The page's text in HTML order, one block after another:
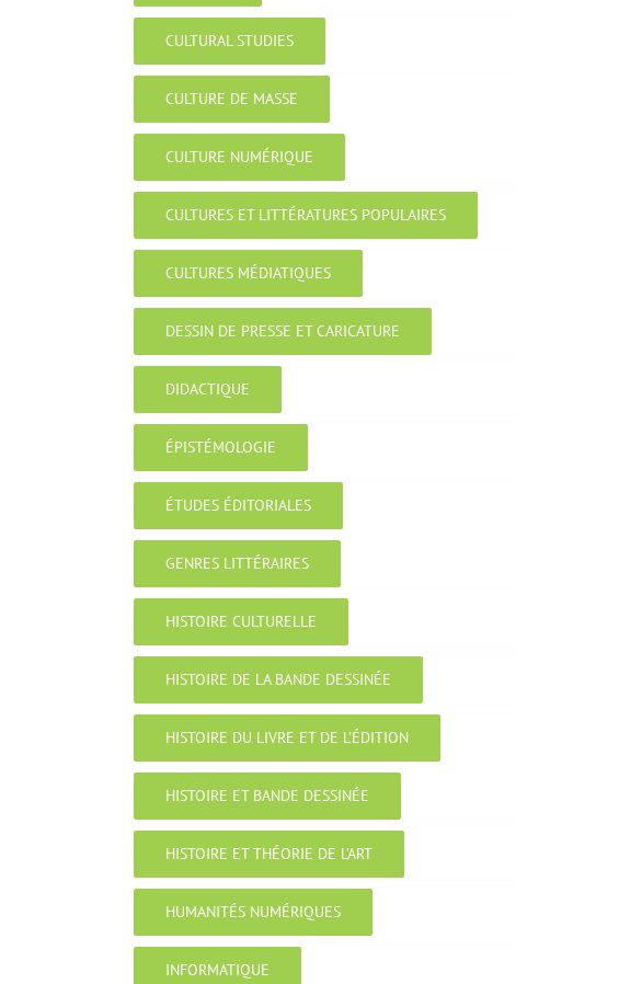
CULTURAL STUDIES
CULTURE DE MASSE
CULTURE NUMÉRIQUE
CULTURES ET LITTÉRATURES POPULAIRES
CULTURES MÉDIATIQUES
DESSIN DE PRESSE ET CARICATURE
DIDACTIQUE
ÉPISTÉMOLOGIE
ÉTUDES ÉDITORIALES
GENRES LITTÉRAIRES
HISTOIRE CULTURELLE
HISTOIRE DE LA BANDE DESSINÉE
HISTOIRE DU LIVRE ET DE L’ÉDITION
HISTOIRE ET BANDE DESSINÉE
HISTOIRE ET THÉORIE DE L’ART
HUMANITÉS NUMÉRIQUES
INFORMATIQUE